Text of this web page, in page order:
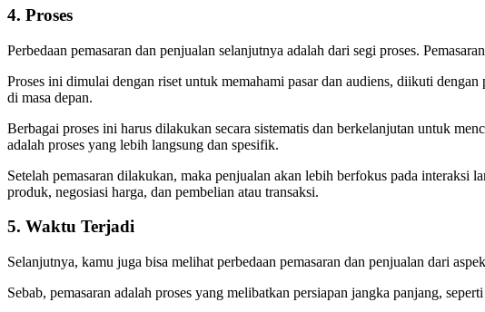
4. Proses
Perbedaan pemasaran dan penjualan selanjutnya adalah dari segi proses.
Proses ini dimulai dengan riset untuk memahami pasar dan audiens, diikuti dengan
di masa depan.
Berbagai proses ini harus dilakukan secara sistematis dan berkelanjutan untuk
adalah proses yang lebih langsung dan spesifik.
Setelah pemasaran dilakukan, maka penjualan akan lebih berfokus pada interaksi
produk, negosiasi harga, dan pembelian atau transaksi.
5. Waktu Terjadi
Selanjutnya, kamu juga bisa melihat perbedaan pemasaran dan penjualan dari
Sebab, pemasaran adalah proses yang melibatkan persiapan jangka panjang,